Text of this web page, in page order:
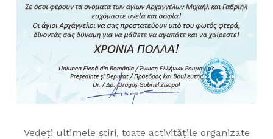
Vedeți ultimele știri, toate activitățile organizate